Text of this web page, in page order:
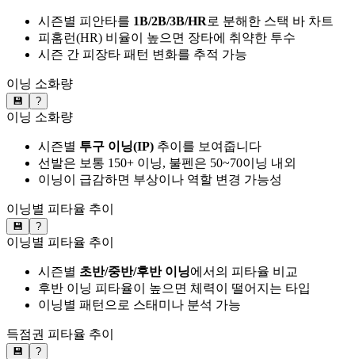
시즌별 피안타를 1B/2B/3B/HR로 분해한 스택 바 차트
피홈런(HR) 비율이 높으면 장타에 취약한 투수
시즌 간 피장타 패턴 변화를 추적 가능
이닝 소화량
💾 ?
이닝 소화량
시즌별 투구 이닝(IP) 추이를 보여줍니다
선발은 보통 150+ 이닝, 불펜은 50~70이닝 내외
이닝이 급감하면 부상이나 역할 변경 가능성
이닝별 피타율 추이
💾 ?
이닝별 피타율 추이
시즌별 초반/중반/후반 이닝에서의 피타율 비교
후반 이닝 피타율이 높으면 체력이 떨어지는 타입
이닝별 패턴으로 스태미나 분석 가능
득점권 피타율 추이
💾 ?